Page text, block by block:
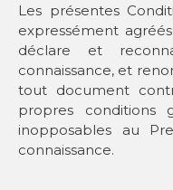
Les présentes
expressément
déclare et
connaissance, et
tout document
propres conditions
inopposables au
connaissance.